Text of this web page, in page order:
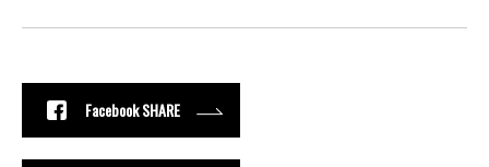
Facebook SHARE